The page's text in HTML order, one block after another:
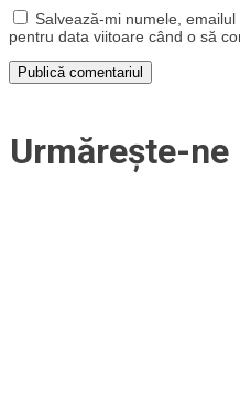
Salvează-mi numele,
pentru data viitoare când o să
Urmărește-ne